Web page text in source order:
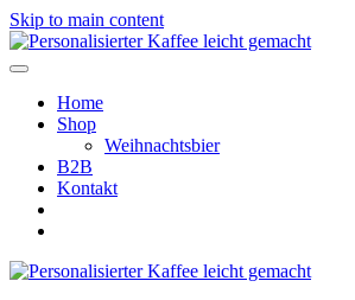
Skip to main content
Home
Shop
Weihnachtsbier
B2B
Kontakt